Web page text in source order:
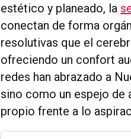
estético y planeado, la
conectan de forma
resolutivas que el
ofreciendo un confort
redes han abrazado a
sino como un espejo de
propio frente a lo